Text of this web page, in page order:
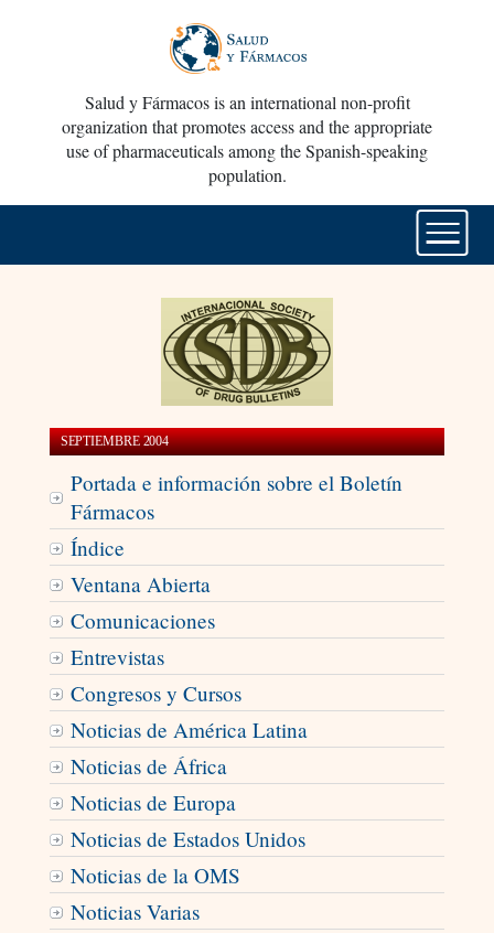
Salud y Fármacos is an international non-profit
organization that promotes access and the appropriate
use of pharmaceuticals among the Spanish-speaking
population.
SEPTIEMBRE 2004
Portada e información sobre el Boletín
Fármacos
Índice
Ventana Abierta
Comunicaciones
Entrevistas
Congresos y Cursos
Noticias de América Latina
Noticias de África
Noticias de Europa
Noticias de Estados Unidos
Noticias de la OMS
Noticias Varias